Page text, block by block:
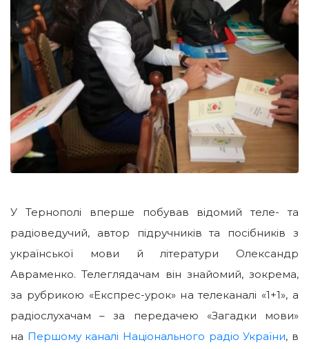
У Тернополі вперше побував відомий теле- та
радіоведучий, автор підручників та посібників з
української мови й літератури Олександр
Авраменко. Телеглядачам він знайомий, зокрема,
за рубрикою «Експрес-урок» на телеканалі «1+1», а
радіослухачам – за передачею «Загадки мови»
на Першому каналі Національного радіо України, в